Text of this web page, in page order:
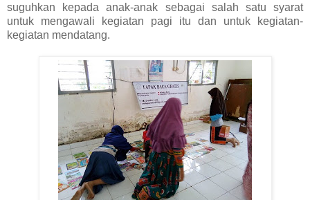
suguhkan kepada anak-anak sebagai salah satu syarat
untuk mengawali kegiatan pagi itu dan untuk kegiatan-
kegiatan mendatang.